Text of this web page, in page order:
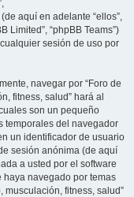
aquí en adelante “ellos”,
Limited”, “phpBB Teams”)
sesión de uso por
navegar por “Foro de
fitness, salud” hará al
son un pequeño
temporales del navegador
un identificador de usuario
sesión anónima (de aquí
a usted por el software
haya navegado por temas
musculación, fitness, salud”